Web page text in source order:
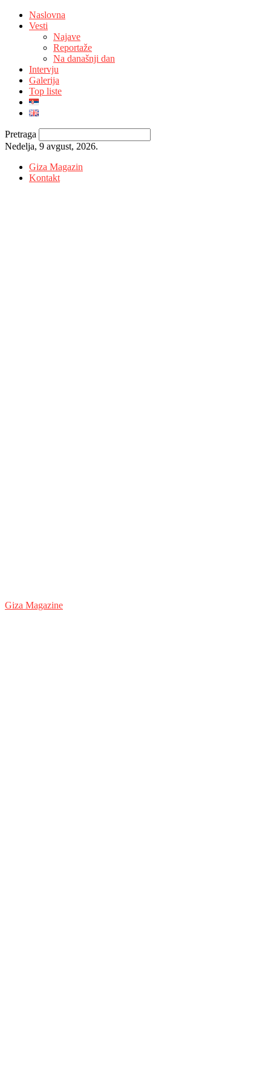
Naslovna
Vesti
Najave
Reportaže
Na današnji dan
Intervju
Galerija
Top liste
Pretraga
Nedelja, 9 avgust, 2026.
Giza Magazin
Kontakt
Giza Magazine